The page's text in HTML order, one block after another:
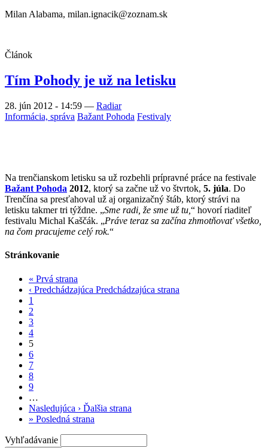
Milan Alabama, milan.ignacik@zoznam.sk
Článok
Tím Pohody je už na letisku
28. jún 2012 - 14:59 — Radiar
Informácia, správa Bažant Pohoda Festivaly
Na trenčianskom letisku sa už rozbehli prípravné práce na festivale
Bažant Pohoda 2012, ktorý sa začne už vo štvrtok, 5. júla. Do
Trenčína sa presťahoval už aj organizačný štáb, ktorý strávi na
letisku takmer tri týždne. „Sme radi, že sme už tu, “ hovorí riaditeľ
festivalu Michal Kaščák. „Práve teraz sa začína zhmotňovať všetko,
na čom pracujeme celý rok.“
Stránkovanie
« Prvá strana
‹ Predchádzajúca Predchádzajúca strana
1
2
3
4
5
6
7
8
9
…
Nasledujúca › Ďalšia strana
» Posledná strana
Vyhľadávanie